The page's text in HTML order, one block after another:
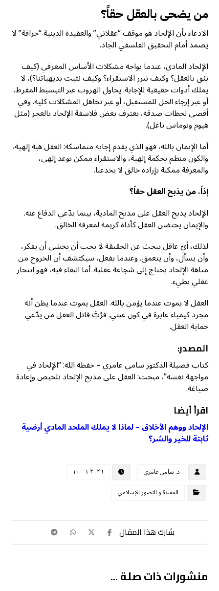
من يضحى بالعقل حقاً؟
الادعاء بأن الإلحاد هو موقف “عقلاني” والعقيدة الدينية “خرافة” لا
يصمد أمام التحقيق الفلسفي الجاد.
الإلحاد المادي، عندما يواجه مشكلات الأساس المعرفي (كيف
نثق بالعقل؟ وكيف نبرر الاستقراء؟ وكيف نثبت بديهياتنا؟)، لا
يملك أدوات حقيقية للإجابة. يحاول الهروب عبر التبسيط المفرط،
أو عبر إرجاء الحل للمستقبل، أو عبر تجاهل المشكلات كلية. وفي
أقصى لحظات صدقه، يعترف بعض فلاسفة الإلحاد بالعجز (مثل
هيوم وتوماس ناغل).
أما الإيمان بالله، فهو الذي يقدم إجابة متماسكة: العقل هبة إلهية،
والكون منظم بحكمة إلهية، والاستقراء ممكن بوعد إلهي،
والمعرفة ممكنة بإرادة خالق لا يخدعنا.
إذاً، من يذبح العقل حقاً؟
الإلحاد يذبح العقل على مذبح المادية، بينما يدّعي الدفاع عنه.
والإيمان يحتضن العقل كأداة كريمة لمعرفة الخالق.
لذلك، أيّ عاقل يبحث عن الحقيقة لا يجب أن يخشى أن يفكر،
وأن يسأل، وأن يتعمق. وعندما يفعل، سيكتشف أن الخروج من
متاهة الإلحاد يحتاج إلى شجاعة عقلية. أما البقاء فيه، فهو انتحار
عقلي بطيء.
العقل لا يموت عندما يؤمن بالله. العقل يموت عندما يظن أنه
مجرد كيمياء عابرة في كون عبثي. فرُبَّ قاتل العقل من يدّعي
حماية العقل.
المصدر:
كتاب فضيلة الدكتور سامي عامري – حفظه الله: “الإلحاد في
مواجهة نفسه”، مبحث: العقل على مذبح الإلحاد تلخيص وإعادة
صياغة.
اقرأ أيضا
الإلحاد ووهم الأخلاق – لماذا لا يملك الملحد المادي أرضية
ثابتة للخير والشر؟
د. سامي عامري
٢٠٢٦-٠٦-١٠
العقيدة و التصور الإسلامي
منشورات ذات صلة ...